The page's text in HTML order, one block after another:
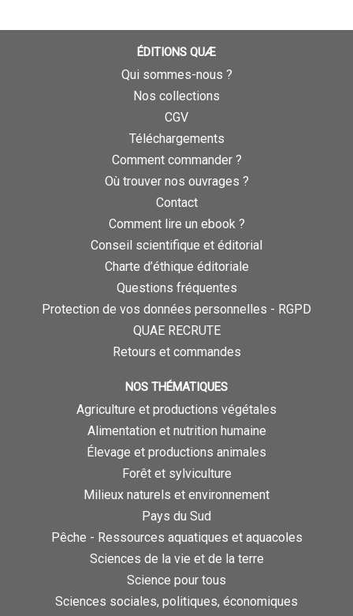
ÉDITIONS QUÆ
Qui sommes-nous ?
Nos collections
CGV
Téléchargements
Comment commander ?
Où trouver nos ouvrages ?
Contact
Comment lire un ebook ?
Conseil scientifique et éditorial
Charte d’éthique éditoriale
Questions fréquentes
Protection de vos données personnelles - RGPD
QUAE RECRUTE
Retours et commandes
NOS THÉMATIQUES
Agriculture et productions végétales
Alimentation et nutrition humaine
Élevage et productions animales
Forêt et sylviculture
Milieux naturels et environnement
Pays du Sud
Pêche - Ressources aquatiques et aquacoles
Sciences de la vie et de la terre
Science pour tous
Sciences sociales, politiques, économiques